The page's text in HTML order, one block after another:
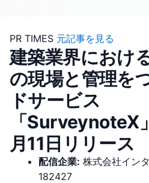
PR TIMES 元記事を見る
建築業界におけ
の現場と管理を
ドサービス
「
月11日リリース
配信企業: 株式会社イン
182427